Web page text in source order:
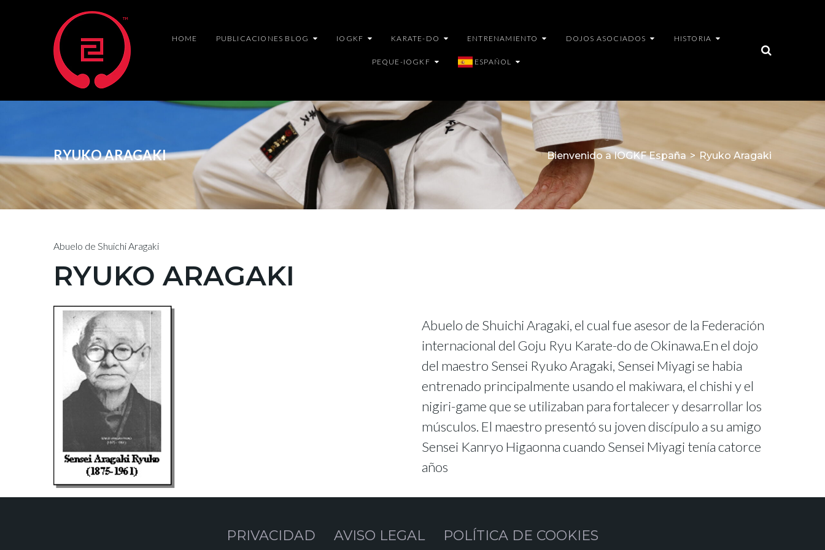
HOME PUBLICACIONES BLOG IOGKF KARATE-DO ENTRENAMIENTO DOJOS ASOCIADOS HISTORIA
PEQUE-IOGKF ESPAÑOL
RYUKO ARAGAKI Bienvenido a IOGKF España > Ryuko Aragaki
Abuelo de Shuichi Aragaki
RYUKO ARAGAKI
Abuelo de Shuichi Aragaki, el cual fue asesor de la Federación
internacional del Goju Ryu Karate-do de Okinawa.En el dojo
del maestro Sensei Ryuko Aragaki, Sensei Miyagi se habia
entrenado principalmente usando el makiwara, el chishi y el
nigiri-game que se utilizaban para fortalecer y desarrollar los
músculos. El maestro presentó su joven discípulo a su amigo
Sensei Kanryo Higaonna cuando Sensei Miyagi tenía catorce
años
PRIVACIDAD AVISO LEGAL POLÍTICA DE COOKIES